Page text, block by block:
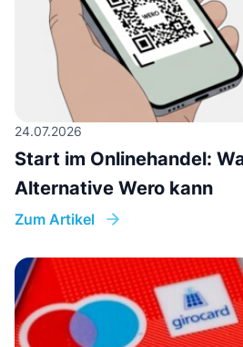
24.07.2026
Start im Onlinehandel:
Alternative Wero kann
Zum Artikel